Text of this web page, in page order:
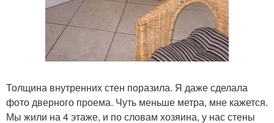
Толщина внутренних стен поразила. Я даже сделала
фото дверного проема. Чуть меньше метра, мне кажется.
Мы жили на 4 этаже, и по словам хозяина, у нас стены